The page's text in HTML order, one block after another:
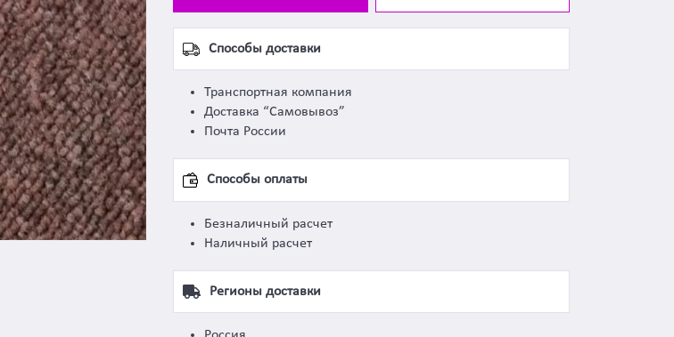
Способы доставки
Транспортная компания
Доставка “Самовывоз”
Почта России
Способы оплаты
Безналичный расчет
Наличный расчет
Регионы доставки